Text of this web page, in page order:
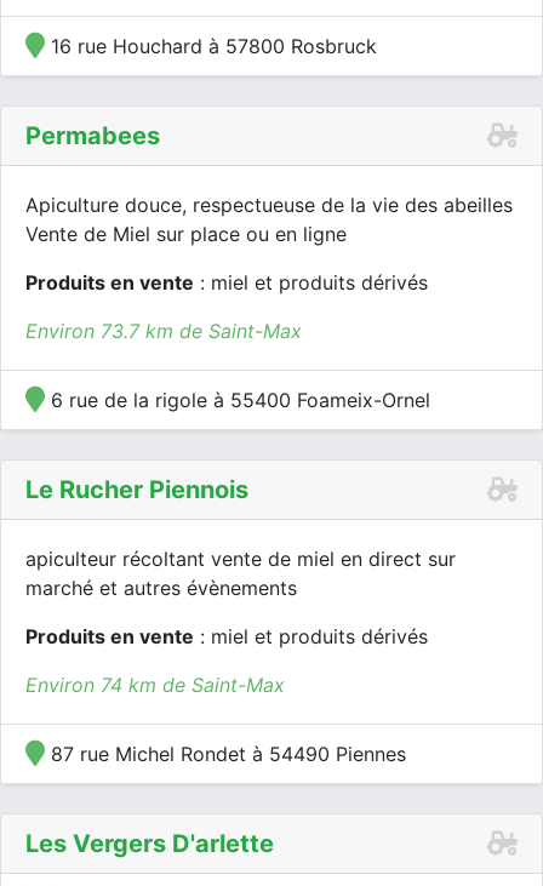
16 rue Houchard à 57800 Rosbruck
Permabees
Apiculture douce, respectueuse de la vie des abeilles
Vente de Miel sur place ou en ligne
Produits en vente : miel et produits dérivés
Environ 73.7 km de Saint-Max
6 rue de la rigole à 55400 Foameix-Ornel
Le Rucher Piennois
apiculteur récoltant vente de miel en direct sur
marché et autres évènements
Produits en vente : miel et produits dérivés
Environ 74 km de Saint-Max
87 rue Michel Rondet à 54490 Piennes
Les Vergers D'arlette